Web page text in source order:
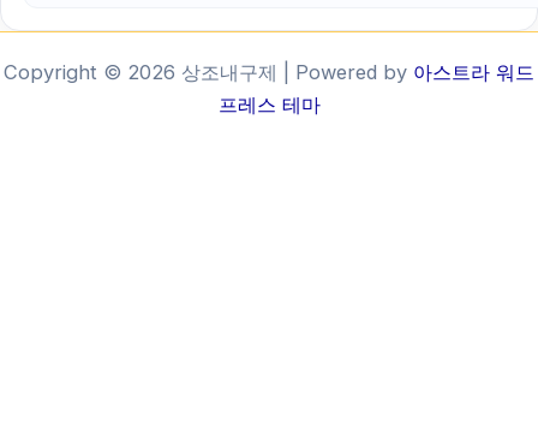
Copyright © 2026 상조내구제 | Powered by 아스트라 워드
프레스 테마